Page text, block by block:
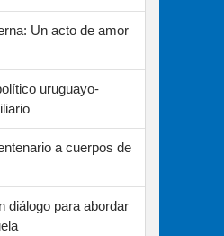
Un acto de amor
uruguayo-
a cuerpos de
diálogo para abordar